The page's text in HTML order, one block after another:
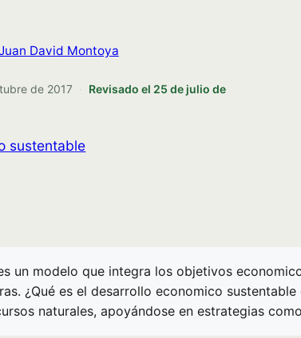
David Montoya
de 2017 · Revisado el 25 de julio de
sustentable
un modelo que integra los objetivos
¿Qué es el desarrollo economico
naturales, apoyándose en estrategias